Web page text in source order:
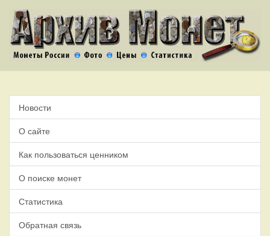
Новости
О сайте
Как пользоваться ценником
О поиске монет
Статистика
Обратная связь